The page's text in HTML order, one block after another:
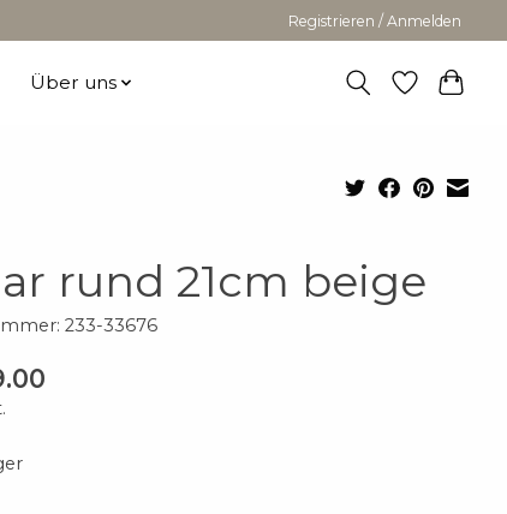
Registrieren / Anmelden
Über uns
rund 21cm beige
233-33676